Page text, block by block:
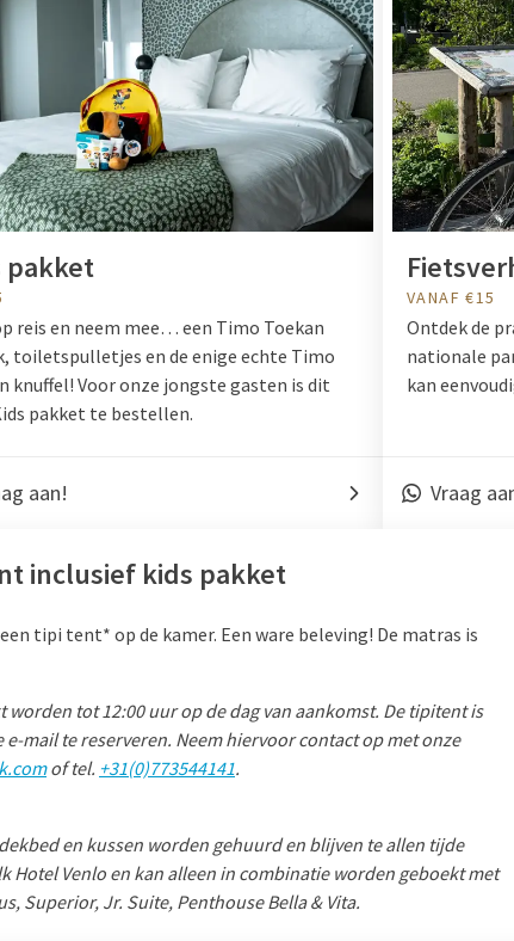
pakket
reis en neem mee… een Timo Toekan
toiletspulletjes en de enige echte Timo
knuffel! Voor onze jongste gasten is dit
pakket te bestellen.
aan!
VANAF €15
Ontdek de
nationale
kan
Vraag
inclusief kids pakket
tipi tent* op de kamer. Een ware beleving! De matras is
tot 12:00 uur op de dag van aankomst. De tipitent is
mail te reserveren. Neem hiervoor contact op met onze
of tel. +31(0)773544141.
en kussen worden gehuurd en blijven te allen tijde
Hotel Venlo en kan alleen in combinatie worden geboekt met
Superior, Jr. Suite, Penthouse Bella & Vita.